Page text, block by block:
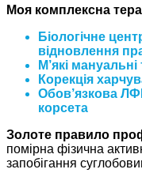
Моя комплексна
Біологічне
відновлення
М’які мануальні
Корекція
Обов’язкова
корсета
Золоте правило
помірна фізична
запобігання